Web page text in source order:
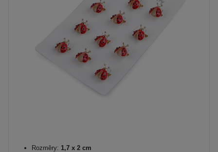
Rozměry: 1,7 x 2 cm